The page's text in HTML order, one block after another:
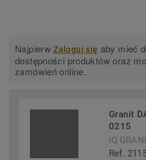
NajpierwZaloguj się aby mieć
dostępności produktów oraz
zamówień online.
Granit
0215
iQ
Ref.